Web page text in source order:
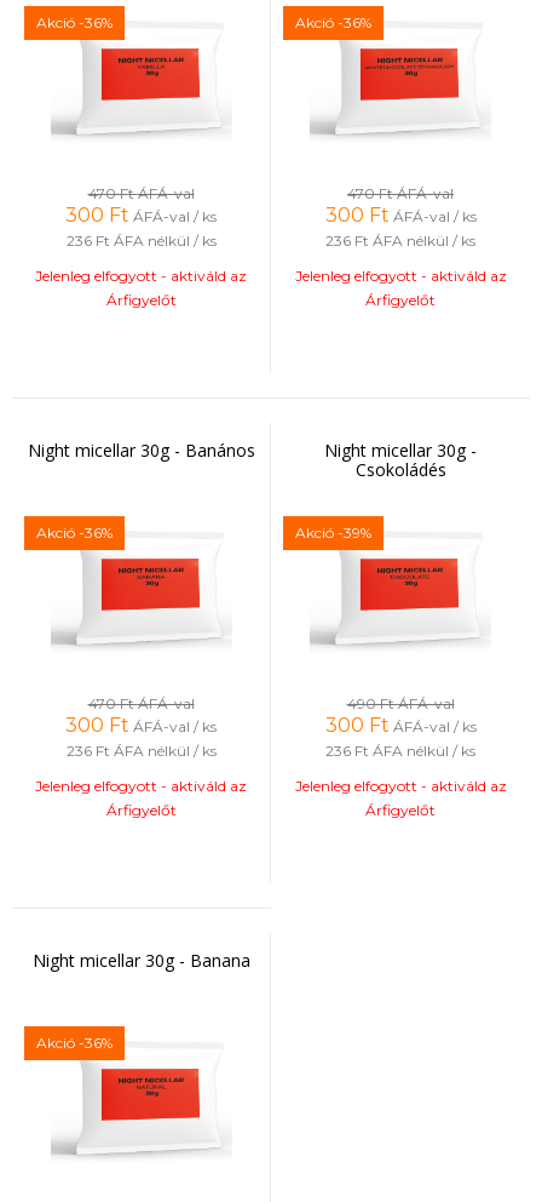
Akció -36%
470 FtÁFÁ-val
300 Ft ÁFÁ-val / ks
236 Ft ÁFA nélkül / ks
Jelenleg elfogyott - aktiváld az
Árfigyelőt
Akció -36%
470 FtÁFÁ-val
300 Ft ÁFÁ-val / ks
236 Ft ÁFA nélkül / ks
Jelenleg elfogyott - aktiváld az
Árfigyelőt
Night micellar 30g - Banános
Akció -36%
470 FtÁFÁ-val
300 Ft ÁFÁ-val / ks
236 Ft ÁFA nélkül / ks
Jelenleg elfogyott - aktiváld az
Árfigyelőt
Night micellar 30g -
Csokoládés
Akció -39%
490 FtÁFÁ-val
300 Ft ÁFÁ-val / ks
236 Ft ÁFA nélkül / ks
Jelenleg elfogyott - aktiváld az
Árfigyelőt
Night micellar 30g - Banana
Akció -36%